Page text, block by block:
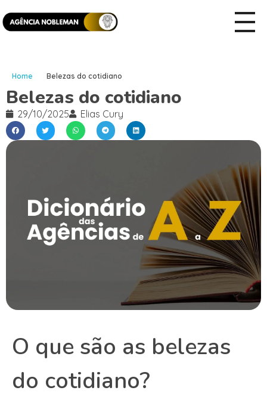
Home Belezas do cotidiano
Belezas do cotidiano
29/10/2025 Elias Cury
O que são as belezas
do cotidiano?